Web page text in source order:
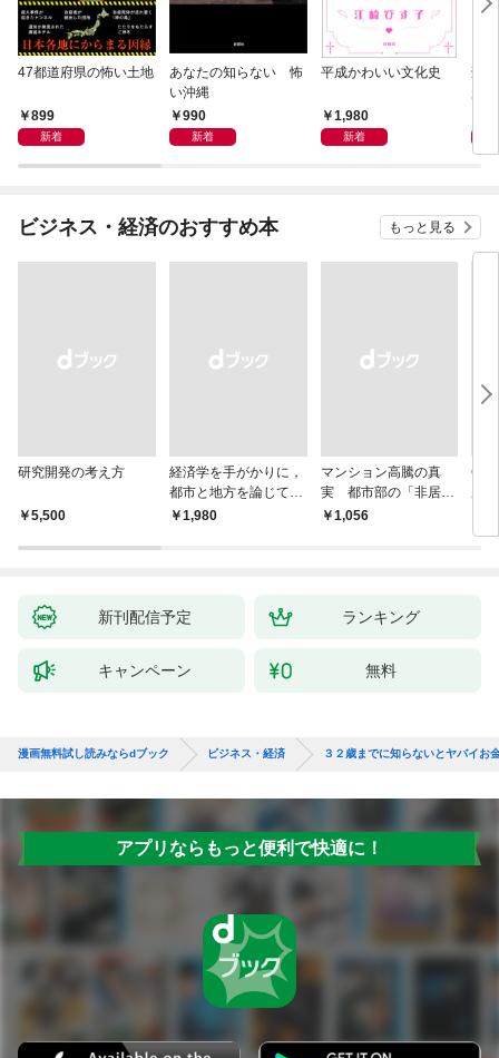
47都道府県の怖い土地
899
新着
あなたの知らない 怖
い沖縄
990
新着
平成かわいい文化史
1,980
新着
刑
ビジネス・経済のおすすめ本 もっと見る
研究開発の考え方
￥5,500
経済学を手がかりに，
都市と地方を論じてみ
よう
￥1,980
マンション高騰の真
実 都市部の「非居住
化」が街を壊す
￥1,056
新刊配信予定 ランキング
キャンペーン 無料
漫画無料試し読みならdブック ビジネス・経済 ３２歳までに知らないとヤバイお
アプリならもっと便利で快適に！